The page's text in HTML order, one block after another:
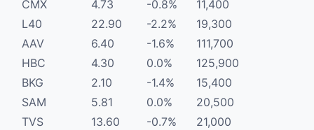
CMX
4.73 -0.8%
11,400
L40
22.90 -2.2%
19,300
AAV
6.40 -1.6%
111,700
HBC
4.30 0.0%
125,900
BKG
2.10 -1.4%
15,400
SAM
5.81 0.0%
20,500
TVS
13.60 -0.7% 21,000